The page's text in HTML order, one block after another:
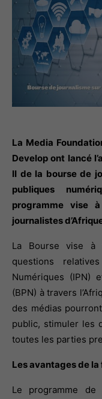
La Media
Develop ont lancé
II de la bourse de
publiques
programme vise
journalistes
La Bourse vise à
questions
Numériques (IPN)
(BPN) à travers
des médias
public, stimuler les
toutes les parties
Les avantages de
Le programme